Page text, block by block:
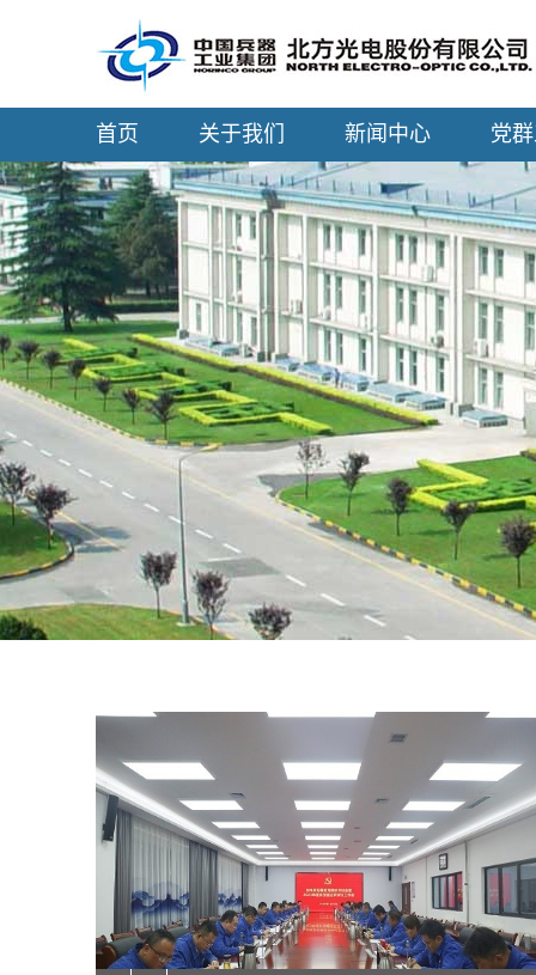
首页 关于我们 新闻中心 党